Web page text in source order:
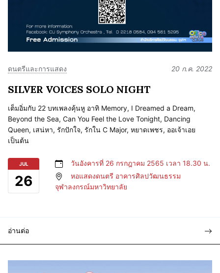
ดนตรีและการแสดง 20 ก.ค. 2022
SILVER VOICES SOLO NIGHT
เต็มอิ่มกับ 22 บทเพลงคุ้นหู อาทิ Memory, I Dreamed a Dream,
Beyond the Sea, Can You Feel the Love Tonight, Dancing
Queen, เสน่หา, รักปักใจ, รักใน C Major, หยาดเพชร, ออเจ้าเอย
เป็นต้น
JUL
26
วันอังคารที่ 26 กรกฎาคม 2565 เวลา 18.30 น.
หอแสดงดนตรี อาคารศิลปวัฒนธรรม
จุฬาลงกรณ์มหาวิทยาลัย
อ่านต่อ